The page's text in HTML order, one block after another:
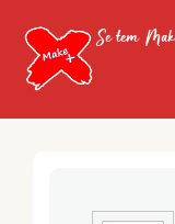
Se tem